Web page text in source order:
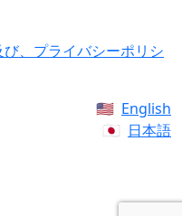
、プライバシーポリシ
English
日本語